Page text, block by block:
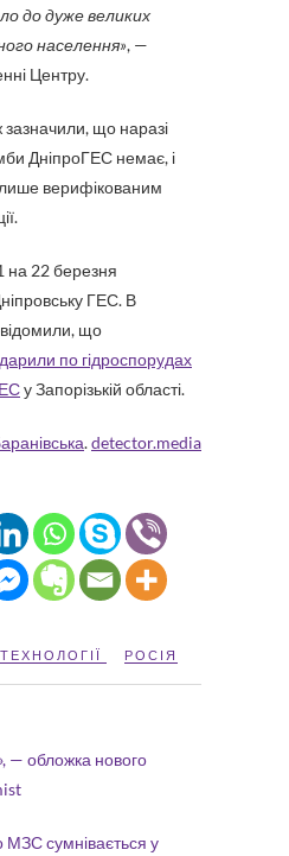
до дуже великих
населення», —
Центру.
що наразі
ДніпроГЕС немає, і
верифікованим
на 22 березня
ГЕС. В
що
по гідроспорудах
у Запорізькій області.
.detector.media
РОСІЯ
— обложка нового
МЗС сумнівається у